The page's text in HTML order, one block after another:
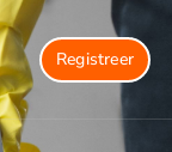
Registreer